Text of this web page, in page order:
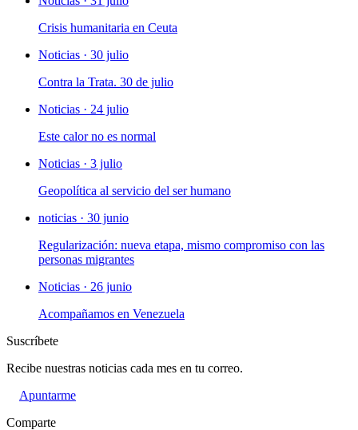
Crisis humanitaria en Ceuta
Noticias · 30 julio
Contra la Trata. 30 de julio
Noticias · 24 julio
Este calor no es normal
Noticias · 3 julio
Geopolítica al servicio del ser humano
noticias · 30 junio
Regularización: nueva etapa, mismo compromiso con las
personas migrantes
Noticias · 26 junio
Acompañamos en Venezuela
Suscríbete
Recibe nuestras noticias cada mes en tu correo.
Apuntarme
Comparte